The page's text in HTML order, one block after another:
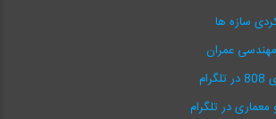
سازه ها
عمران
در تلگرام